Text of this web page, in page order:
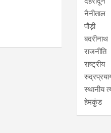
नैनीताल
पौड़ी
बदरीनाथ
राजनीति
राष्ट्रीय
स्थानीय
हेमकुंड